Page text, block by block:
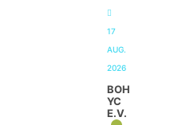
17
AUG.
2026
BOH
YC
E.V.